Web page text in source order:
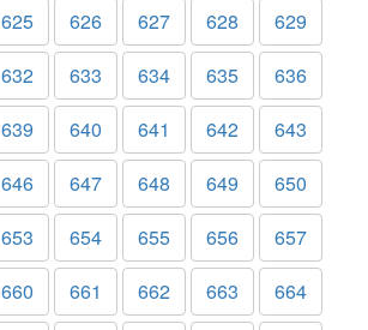
625 626 627 628
629
632 633 634 635
636
639 640 641 642
643
646 647 648 649
650
653 654 655 656
657
660 661 662 663
664